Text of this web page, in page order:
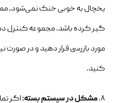
یخچال به خوبی خنک نمی‌شود،
گیر کرده باشد. مجموعه کنترل
مورد بازرسی قرار دهید و در صورت
کنید.
۸. مشکل در سیستم بسته:اگر